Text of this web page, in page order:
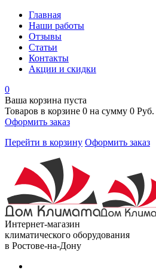
Главная
Наши работы
Отзывы
Статьи
Контакты
Акции и скидки
0
Ваша корзина пуста
Товаров в корзине 0 на сумму 0 Руб.
Оформить заказ
Перейти в корзину Оформить заказ
Интернет-магазин
климатического оборудования
в Ростове-на-Дону